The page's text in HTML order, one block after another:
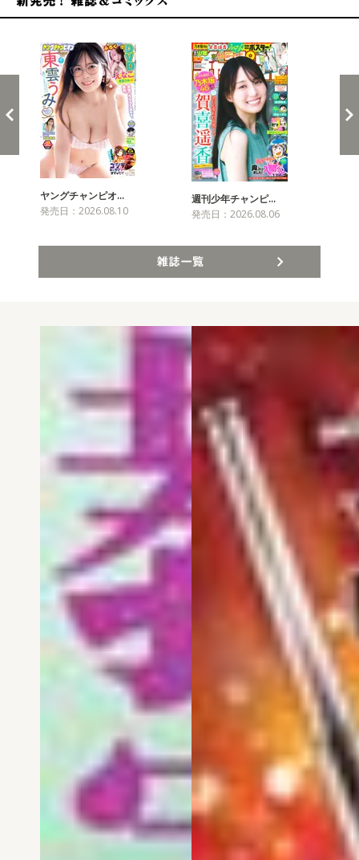
ヤングチャンピオ…
発売日：2026.08.10
週刊少年チャンピ…
発売日：2026.08.06